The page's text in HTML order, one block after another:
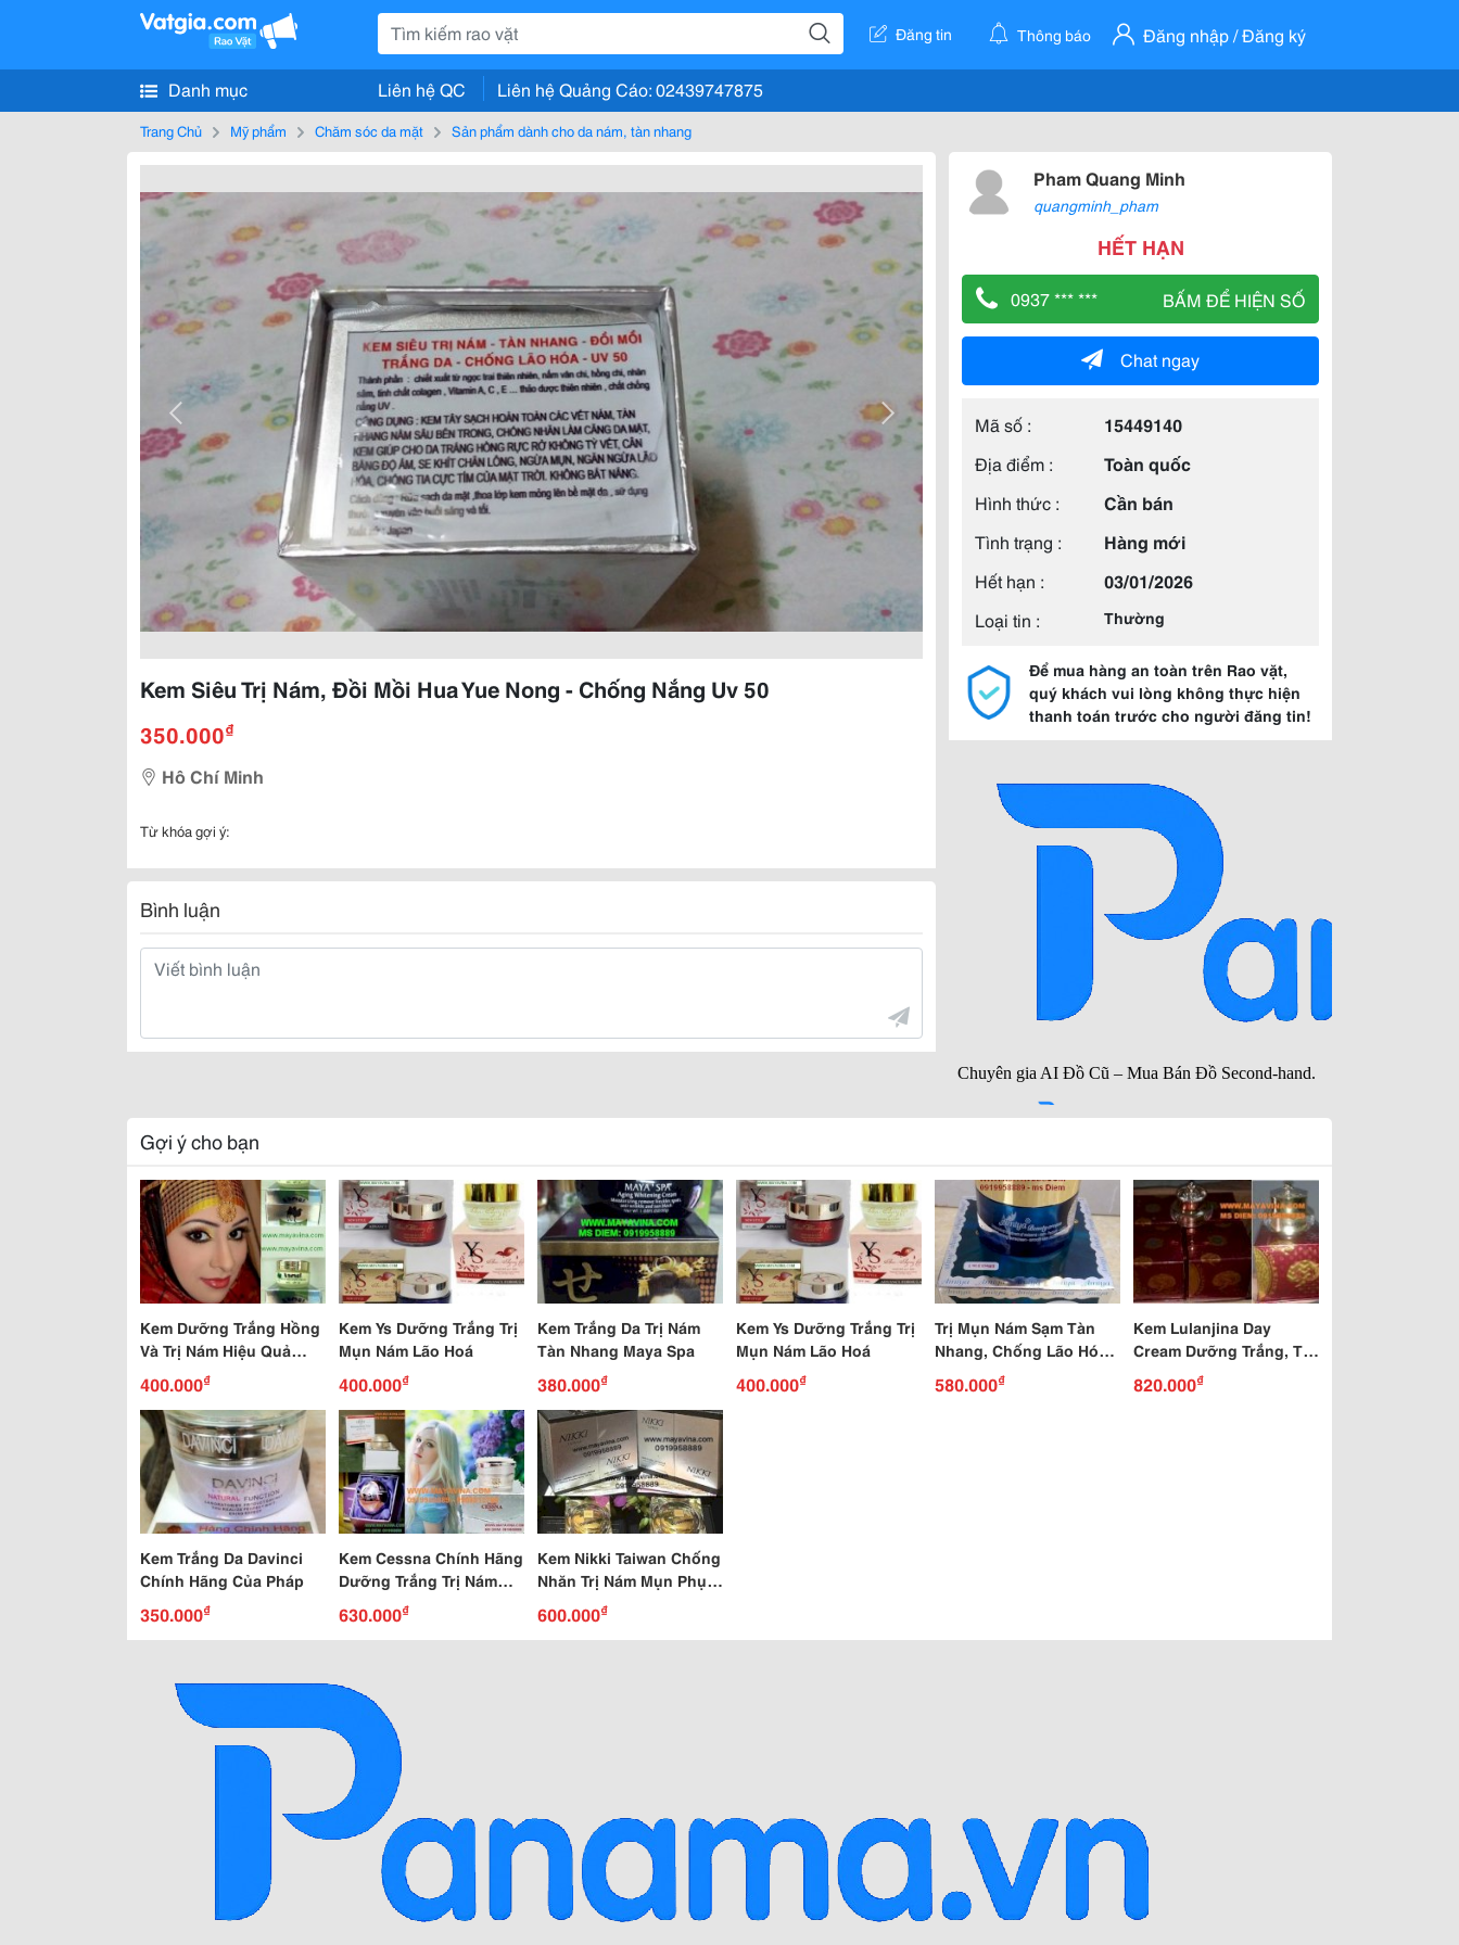
Đăng tin Thông báo Đăng nhập / Đăng ký
Danh mục Liên hệ QC Liên hệ Quảng Cáo: 02439747875
Trang Chủ Mỹ phẩm Chăm sóc da mặt Sản phẩm dành cho da nám, tàn nhang
Kem Siêu Trị Nám, Đồi Mồi Hua Yue Nong - Chống Nắng Uv 50
350.000₫
Hô Chí Minh
Từ khóa gợi ý:
Bình luận
Pham Quang Minh
quangminh_pham
HẾT HẠN
0937 *** *** BẤM ĐỂ HIỆN SỐ
Chat ngay
Mã số :
15449140
Địa điểm :
Toàn quốc
Hình thức :
Cần bán
Tình trạng :
Hàng mới
Hết hạn :
03/01/2026
Loại tin :
Thường
Để mua hàng an toàn trên Rao vặt,
quý khách vui lòng không thực hiện
thanh toán trước cho người đăng tin!
Gợi ý cho bạn
Kem Dưỡng Trắng Hồng
Và Trị Nám Hiệu Quả
Kamel
400.000₫
Kem Ys Dưỡng Trắng Trị
Mụn Nám Lão Hoá
400.000₫
Kem Trắng Da Trị Nám
Tàn Nhang Maya Spa
380.000₫
Kem Ys Dưỡng Trắng Trị
Mụn Nám Lão Hoá
400.000₫
Trị Mụn Nám Sạm Tàn
Nhang, Chống Lão Hóa
Với Kem Amiya
580.000₫
Kem Lulanjina Day
Cream Dưỡng Trắng, Trị
Nám, Ngăn Ngừa Lão
Hóa Ban Ngày
820.000₫
Kem Trắng Da Davinci
Chính Hãng Của Pháp
350.000₫
Kem Cessna Chính Hãng
Dưỡng Trắng Trị Nám
Chống Lão Hoá
630.000₫
Kem Nikki Taiwan Chống
Nhăn Trị Nám Mụn Phục
Hồi Da
600.000₫